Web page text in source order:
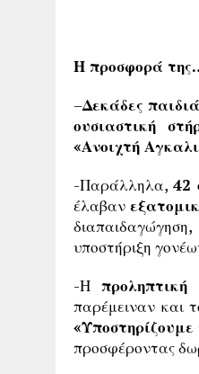
Η προσφορά
–Δεκάδες
ουσιαστική
«Ανοιχτή
-Παράλληλα, 42
έλαβαν
υποστήριξη
-Η
παρέμειναν και
προσφέροντας